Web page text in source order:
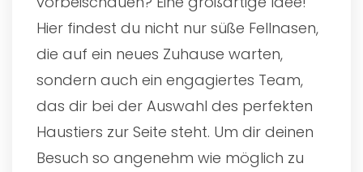
Hier findest du nicht nur süße Fellnasen,
die auf ein neues Zuhause warten,
sondern auch ein engagiertes Team,
das dir bei der Auswahl des perfekten
Haustiers zur Seite steht. Um dir deinen
Besuch so angenehm wie möglich zu